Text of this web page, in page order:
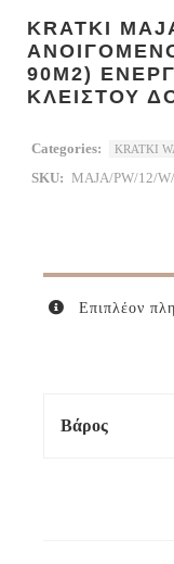
KRATKI
ΑΝΟΙΓΟΜΕΝΟ
90M2)
ΚΛΕΙΣΤΟΥ
Categories: KRATKI
SKU: MAJA/PW/12/
Επιπλέον
Βάρος